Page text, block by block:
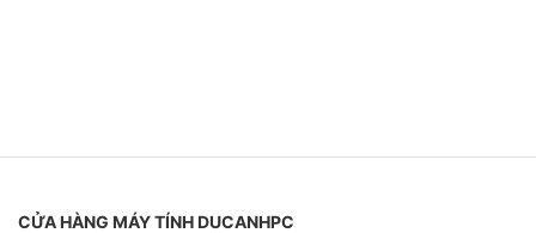
CỬA HÀNG MÁY TÍNH DUCANHPC